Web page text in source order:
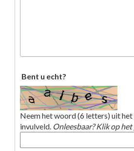
Bent u echt?
Neem het woord (6 letters) uit
invulveld. Onleesbaar? Klik op